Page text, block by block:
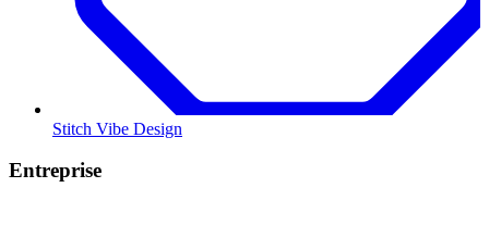
Stitch Vibe Design
Entreprise